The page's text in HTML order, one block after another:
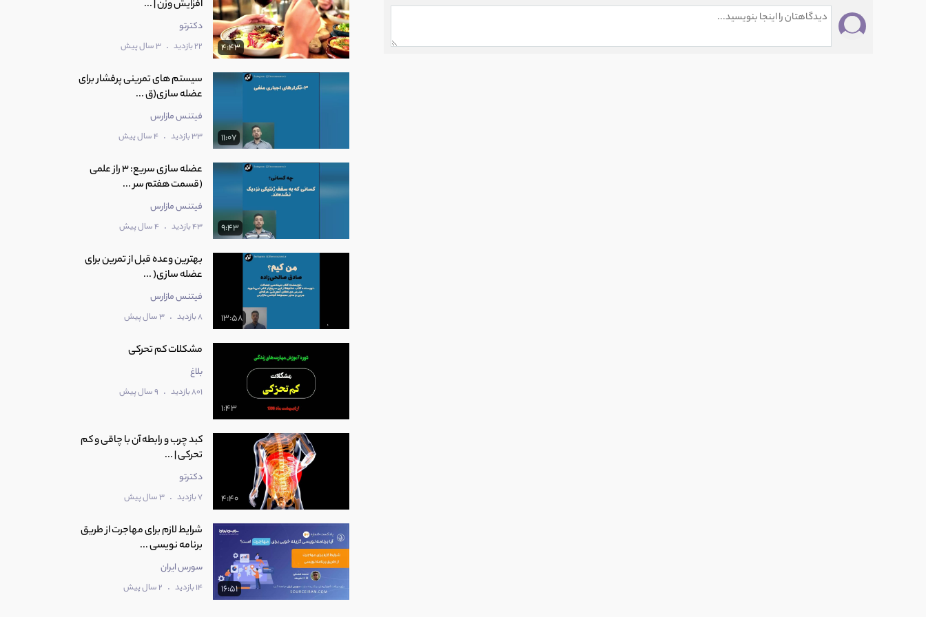
4:43
افزایش وزن | ...
دکترتو
22 بازدید . 3 سال پیش
11:07
سیستم های تمرینی پرفشار برای
عضله سازی(ق ...
فیتنس مازارس
33 بازدید . 4 سال پیش
9:43
عضله سازی سریع: 3 راز علمی
(قسمت هفتم سر ...
فیتنس مازارس
43 بازدید . 4 سال پیش
13:58
بهترین وعده قبل از تمرین برای
عضله سازی( ...
فیتنس مازارس
8 بازدید . 3 سال پیش
1:43
مشکلات کم تحرکی
بلاغ
801 بازدید . 9 سال پیش
4:40
کبد چرب و رابطه آن با چاقی و کم
تحرکی | ...
دکترتو
7 بازدید . 3 سال پیش
16:51
شرایط لازم برای مهاجرت از طریق
برنامه نویسی ...
سورس ایران
14 بازدید . 2 سال پیش